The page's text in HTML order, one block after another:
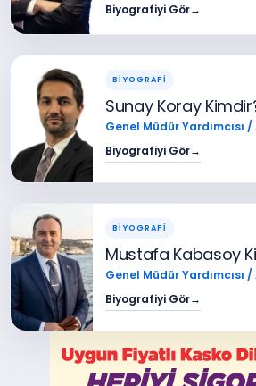
Biyografiyi Gör→
BİYOGRAFİ
Sunay Koray
Genel Müdür Yardımcısı
Biyografiyi Gör→
BİYOGRAFİ
Mustafa Kabasoy
Genel Müdür Yardımcısı
Biyografiyi Gör→